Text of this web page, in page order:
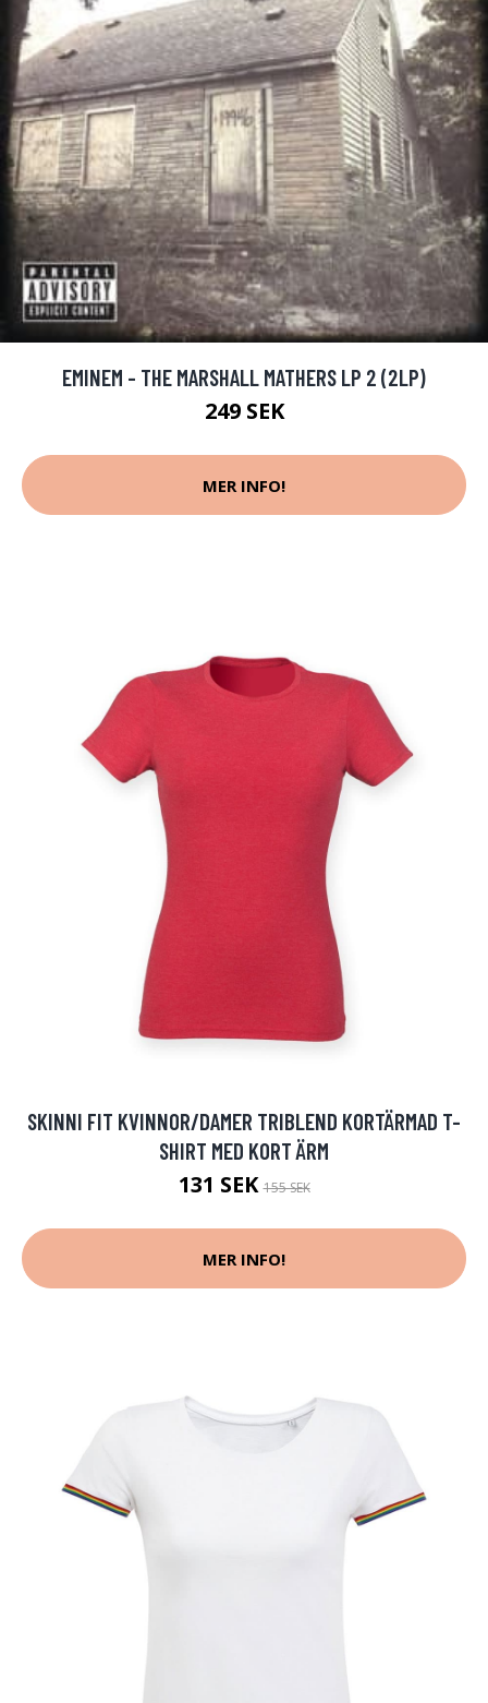
EMINEM - THE MARSHALL MATHERS LP 2 (2LP)
249 SEK
MER INFO!
SKINNI FIT KVINNOR/DAMER TRIBLEND KORTÄRMAD T-
SHIRT MED KORT ÄRM
131 SEK155 SEK
MER INFO!